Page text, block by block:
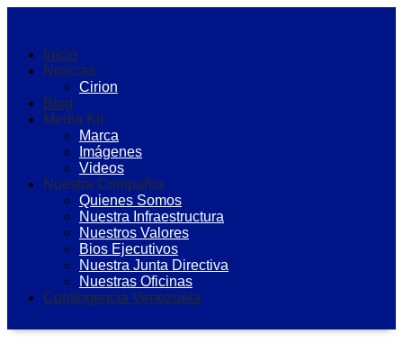
Inicio
Noticias
Cirion
Blog
Media Kit
Marca
Imágenes
Videos
Nuestra Compañia
Quienes Somos
Nuestra Infraestructura
Nuestros Valores
Bios Ejecutivos
Nuestra Junta Directiva
Nuestras Oficinas
Contingencia Venezuela